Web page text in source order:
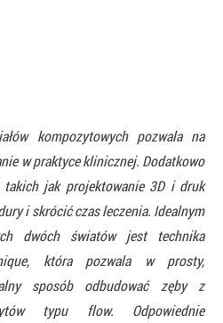
kompozytowych pozwala na
w praktyce klinicznej. Dodatkowo
jak projektowanie 3D i druk
i skrócić czas leczenia. Idealnym
dwóch światów jest technika
która pozwala w prosty,
sposób odbudować zęby z
typu flow. Odpowiednie